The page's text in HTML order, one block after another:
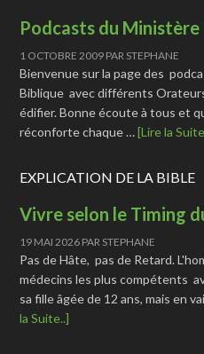
Podcasts du Ministère
1 OCTOBRE 2009 PAR STEPHANE
Bienvenue sur la page des
Biblique avec différents
édifier. Bonne écoute à tous et
réconforte chaque …[Lire la
EXPLICATION DE LA BIBLE
Vivre selon le Timing
19 MAI 2026 PAR STEPHANE
Pas de Hâte, pas de Retard.
médecins les plus compétents
sa fille âgée de 12 ans, mais en
la Suite..]